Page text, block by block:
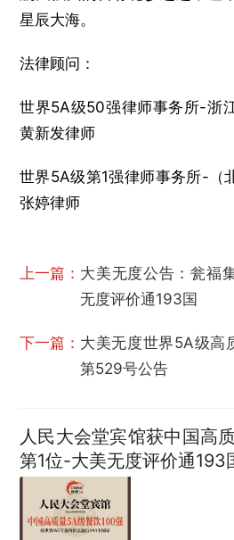
星辰大海。
法律顾问：
世界5A级50强律师事务所-浙
黄新发律师
世界5A级第1强律师事务所-（
张婷律师
上一篇： 大美无度公告：瓮福
无度评价通193国
下一篇： 大美无度世界5A级高
第529号公告
人民大会堂宾馆获中国高
第1位-大美无度评价通193